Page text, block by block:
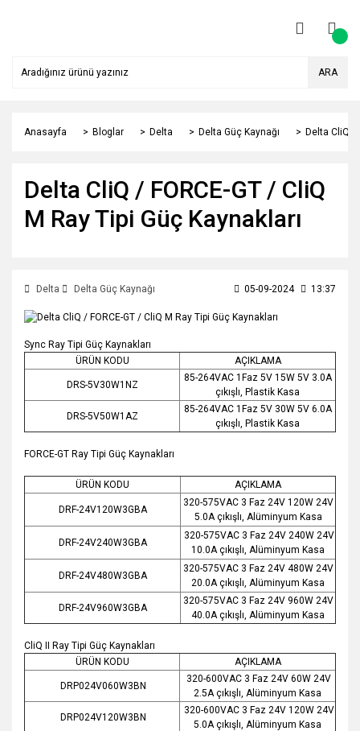
ARA
Anasayfa Bloglar Delta Delta Güç Kaynağı Delta CliQ /
Delta CliQ / FORCE-GT / CliQ
M Ray Tipi Güç Kaynakları
Delta Delta Güç Kaynağı 05-09-2024 13:37
Sync Ray Tipi Güç Kaynakları
ÜRÜN KODU
AÇIKLAMA
DRS-5V30W1NZ
85-264VAC 1Faz 5V 15W 5V 3.0A
çıkışlı, Plastik Kasa
DRS-5V50W1AZ
85-264VAC 1Faz 5V 30W 5V 6.0A
çıkışlı, Plastik Kasa
FORCE-GT Ray Tipi Güç Kaynakları
ÜRÜN KODU AÇIKLAMA
DRF-24V120W3GBA
320-575VAC 3 Faz 24V 120W 24V
5.0A çıkışlı, Alüminyum Kasa
DRF-24V240W3GBA
320-575VAC 3 Faz 24V 240W 24V
10.0A çıkışlı, Alüminyum Kasa
DRF-24V480W3GBA
320-575VAC 3 Faz 24V 480W 24V
20.0A çıkışlı, Alüminyum Kasa
DRF-24V960W3GBA
320-575VAC 3 Faz 24V 960W 24V
40.0A çıkışlı, Alüminyum Kasa
CliQ II Ray Tipi Güç Kaynakları
ÜRÜN KODU
AÇIKLAMA
DRP024V060W3BN
320-600VAC 3 Faz 24V 60W 24V
2.5A çıkışlı, Alüminyum Kasa
DRP024V120W3BN
320-600VAC 3 Faz 24V 120W 24V
5.0A çıkışlı, Alüminyum Kasa